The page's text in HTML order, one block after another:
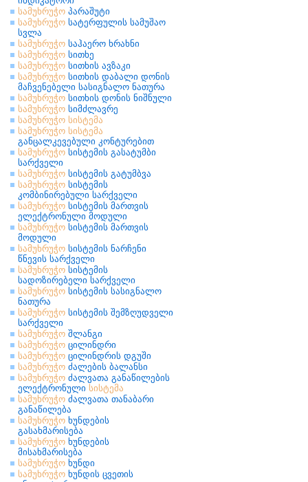
სამუხრუჭო პარაშუტი
სამუხრუჭო სატერფულის სამუშაო
სვლა
სამუხრუჭო საჰაერო ხრახნი
სამუხრუჭო სითხე
სამუხრუჭო სითხის ავზაკი
სამუხრუჭო სითხის დაბალი დონის
მაჩვენებელი სასიგნალო ნათურა
სამუხრუჭო სითხის დონის ნიშნული
სამუხრუჭო სიმძლავრე
სამუხრუჭო სისტემა
სამუხრუჭო სისტემა
განცალკევებული კონტურებით
სამუხრუჭო სისტემის გასატუმბი
სარქველი
სამუხრუჭო სისტემის გატუმბვა
სამუხრუჭო სისტემის
კომბინირებული სარქველი
სამუხრუჭო სისტემის მართვის
ელექტრონული მოდული
სამუხრუჭო სისტემის მართვის
მოდული
სამუხრუჭო სისტემის ნარჩენი
წნევის სარქველი
სამუხრუჭო სისტემის
სადოზირებელი სარქველი
სამუხრუჭო სისტემის სასიგნალო
ნათურა
სამუხრუჭო სისტემის შემზღუდველი
სარქველი
სამუხრუჭო შლანგი
სამუხრუჭო ცილინდრი
სამუხრუჭო ცილინდრის დგუში
სამუხრუჭო ძალების ბალანსი
სამუხრუჭო ძალვათა განაწილების
ელექტრონული სისტემა
სამუხრუჭო ძალვათა თანაბარი
განაწილება
სამუხრუჭო ხუნდების
გასახმარისება
სამუხრუჭო ხუნდების
მისახმარისება
სამუხრუჭო ხუნდი
სამუხრუჭო ხუნდის ცვეთის